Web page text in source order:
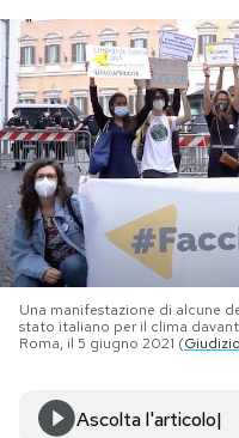
PODCAST
NEWSLETTER
I MIEI PREFERITI
SHOP
CALENDARIO
Una manifestazione di alcune
stato italiano per il clima
Roma, il 5 giugno 2021 (
Ascolta l'articolo